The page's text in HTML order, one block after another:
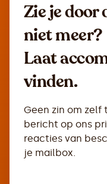
Zie je door
niet meer?
Laat
vinden.
Geen zin om zelf
bericht op ons
reacties van
je mailbox.